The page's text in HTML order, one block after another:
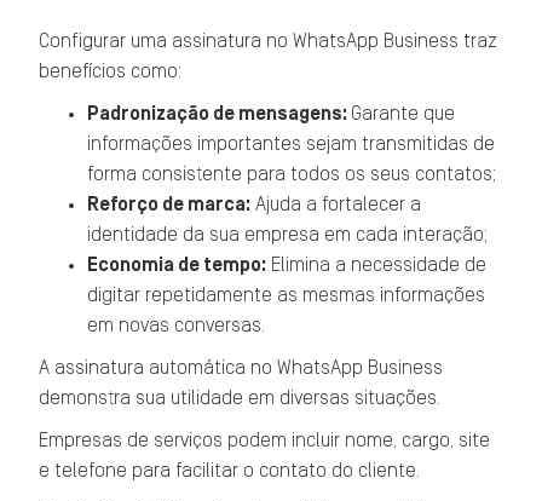
Configurar uma assinatura no WhatsApp Business traz
benefícios como:
Padronização de mensagens: Garante que
informações importantes sejam transmitidas de
forma consistente para todos os seus contatos;
Reforço de marca: Ajuda a fortalecer a
identidade da sua empresa em cada interação;
Economia de tempo: Elimina a necessidade de
digitar repetidamente as mesmas informações
em novas conversas.
A assinatura automática no WhatsApp Business
demonstra sua utilidade em diversas situações.
Empresas de serviços podem incluir nome, cargo, site
e telefone para facilitar o contato do cliente.